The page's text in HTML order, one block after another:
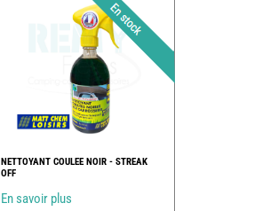
NETTOYANT COULEE NOIR - STREAK
OFF
En savoir plus